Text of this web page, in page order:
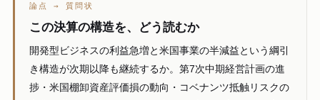
論点 → 質問状
この決算の構造を、どう読むか
開発型ビジネスの利益急増と米国事業の半減益という綱引
き構造が次期以降も継続するか。第7次中期経営計画の進
捗・米国棚卸資産評価損の動向・コベナンツ抵触リスクの